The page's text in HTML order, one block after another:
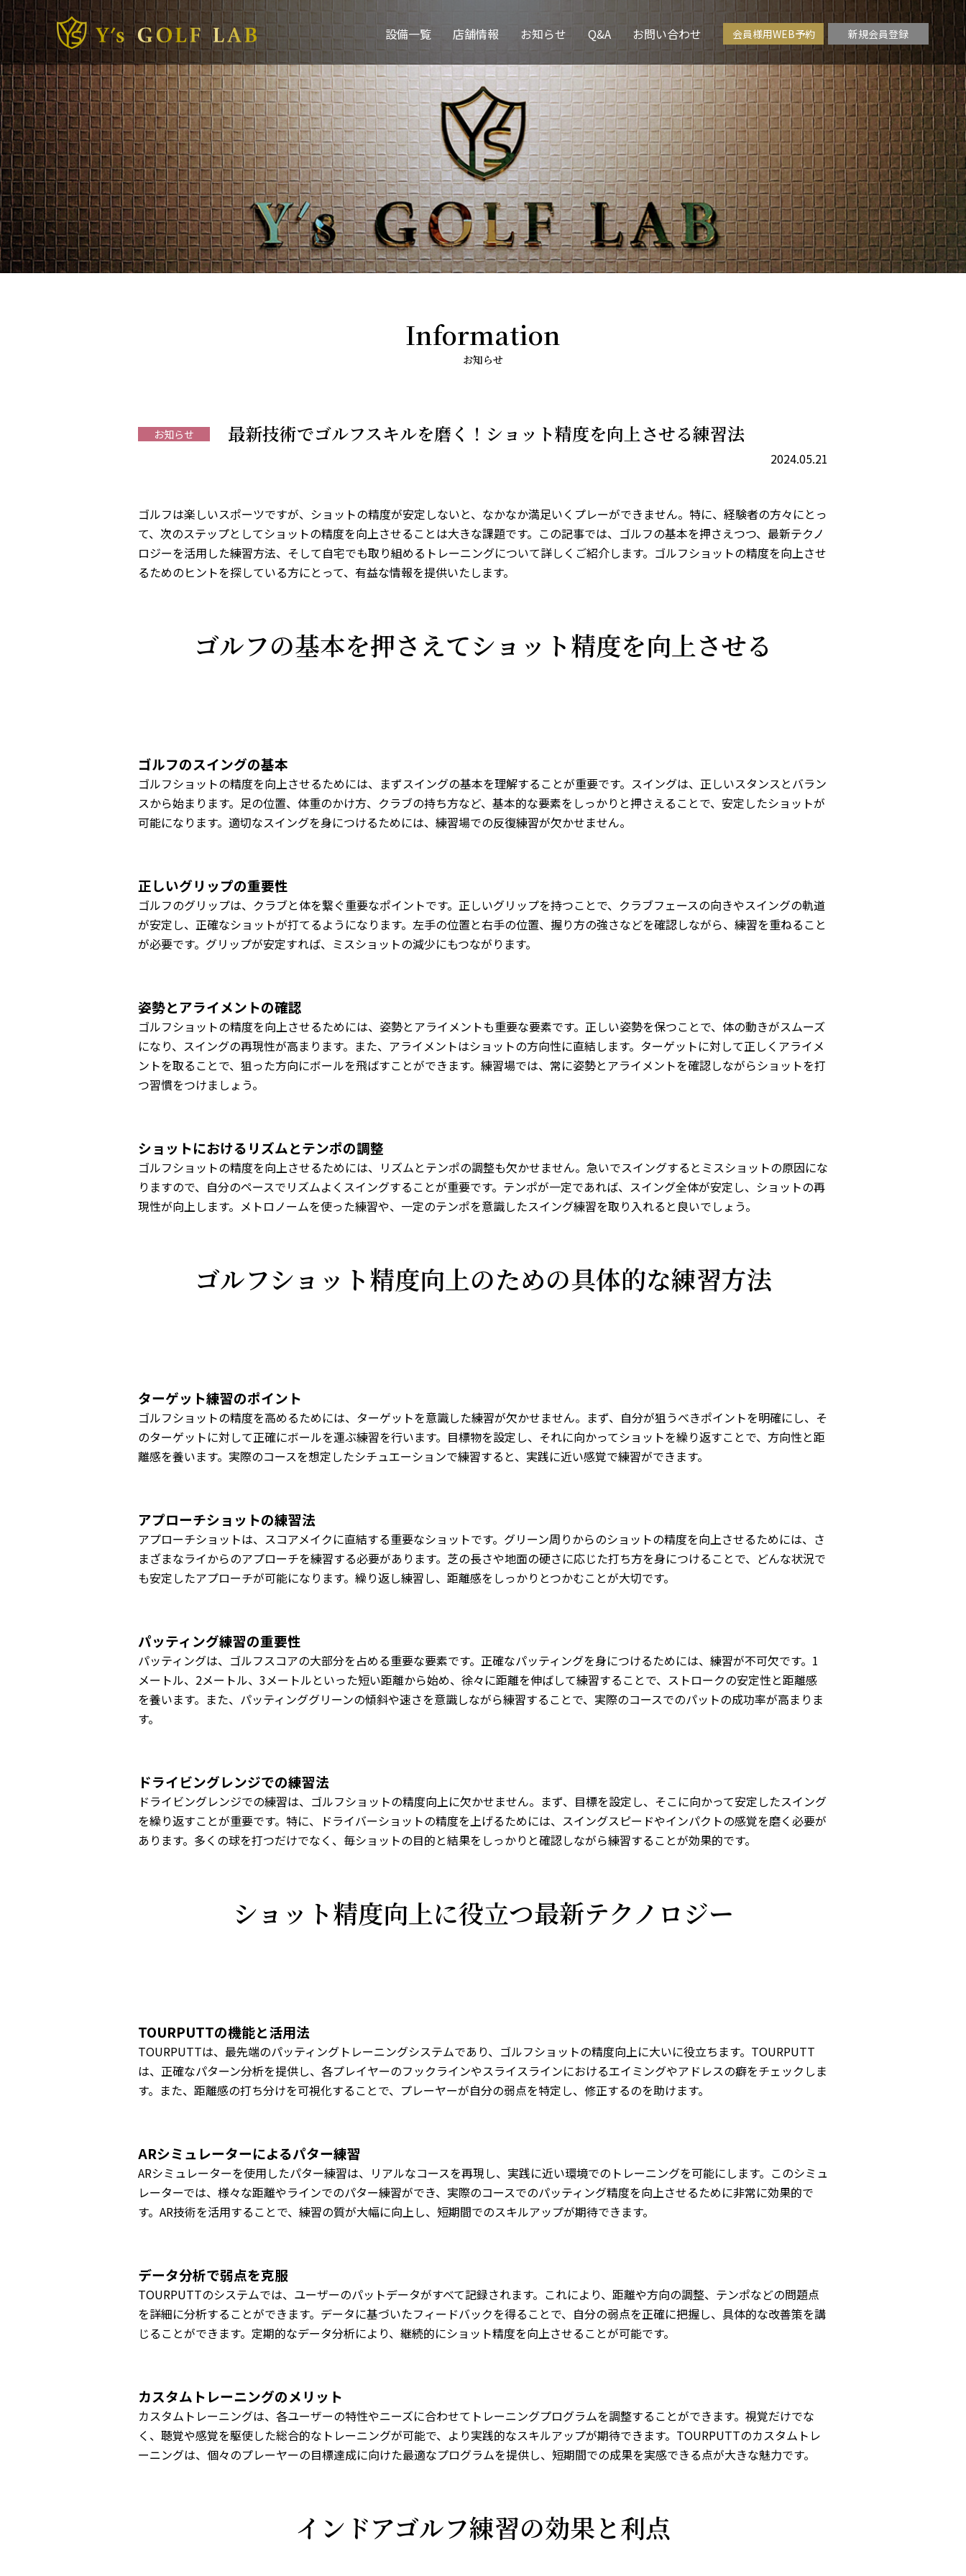
設備一覧 店舗情報 お知らせ Q&A お問い合わせ 会員様用WEB予約 新規会員登録
Information
お知らせ
お知らせ 最新技術でゴルフスキルを磨く！ショット精度を向上させる練習法
2024.05.21
ゴルフは楽しいスポーツですが、ショットの精度が安定しないと、なかなか満足いくプレーができません。特に、経験者の方々にとっ
て、次のステップとしてショットの精度を向上させることは大きな課題です。この記事では、ゴルフの基本を押さえつつ、最新テクノ
ロジーを活用した練習方法、そして自宅でも取り組めるトレーニングについて詳しくご紹介します。ゴルフショットの精度を向上させ
るためのヒントを探している方にとって、有益な情報を提供いたします。
ゴルフの基本を押さえてショット精度を向上させる
ゴルフのスイングの基本
ゴルフショットの精度を向上させるためには、まずスイングの基本を理解することが重要です。スイングは、正しいスタンスとバラン
スから始まります。足の位置、体重のかけ方、クラブの持ち方など、基本的な要素をしっかりと押さえることで、安定したショットが
可能になります。適切なスイングを身につけるためには、練習場での反復練習が欠かせません。
正しいグリップの重要性
ゴルフのグリップは、クラブと体を繋ぐ重要なポイントです。正しいグリップを持つことで、クラブフェースの向きやスイングの軌道
が安定し、正確なショットが打てるようになります。左手の位置と右手の位置、握り方の強さなどを確認しながら、練習を重ねること
が必要です。グリップが安定すれば、ミスショットの減少にもつながります。
姿勢とアライメントの確認
ゴルフショットの精度を向上させるためには、姿勢とアライメントも重要な要素です。正しい姿勢を保つことで、体の動きがスムーズ
になり、スイングの再現性が高まります。また、アライメントはショットの方向性に直結します。ターゲットに対して正しくアライメ
ントを取ることで、狙った方向にボールを飛ばすことができます。練習場では、常に姿勢とアライメントを確認しながらショットを打
つ習慣をつけましょう。
ショットにおけるリズムとテンポの調整
ゴルフショットの精度を向上させるためには、リズムとテンポの調整も欠かせません。急いでスイングするとミスショットの原因にな
りますので、自分のペースでリズムよくスイングすることが重要です。テンポが一定であれば、スイング全体が安定し、ショットの再
現性が向上します。メトロノームを使った練習や、一定のテンポを意識したスイング練習を取り入れると良いでしょう。
ゴルフショット精度向上のための具体的な練習方法
ターゲット練習のポイント
ゴルフショットの精度を高めるためには、ターゲットを意識した練習が欠かせません。まず、自分が狙うべきポイントを明確にし、そ
のターゲットに対して正確にボールを運ぶ練習を行います。目標物を設定し、それに向かってショットを繰り返すことで、方向性と距
離感を養います。実際のコースを想定したシチュエーションで練習すると、実践に近い感覚で練習ができます。
アプローチショットの練習法
アプローチショットは、スコアメイクに直結する重要なショットです。グリーン周りからのショットの精度を向上させるためには、さ
まざまなライからのアプローチを練習する必要があります。芝の長さや地面の硬さに応じた打ち方を身につけることで、どんな状況で
も安定したアプローチが可能になります。繰り返し練習し、距離感をしっかりとつかむことが大切です。
パッティング練習の重要性
パッティングは、ゴルフスコアの大部分を占める重要な要素です。正確なパッティングを身につけるためには、練習が不可欠です。1
メートル、2メートル、3メートルといった短い距離から始め、徐々に距離を伸ばして練習することで、ストロークの安定性と距離感
を養います。また、パッティンググリーンの傾斜や速さを意識しながら練習することで、実際のコースでのパットの成功率が高まりま
す。
ドライビングレンジでの練習法
ドライビングレンジでの練習は、ゴルフショットの精度向上に欠かせません。まず、目標を設定し、そこに向かって安定したスイング
を繰り返すことが重要です。特に、ドライバーショットの精度を上げるためには、スイングスピードやインパクトの感覚を磨く必要が
あります。多くの球を打つだけでなく、毎ショットの目的と結果をしっかりと確認しながら練習することが効果的です。
ショット精度向上に役立つ最新テクノロジー
TOURPUTTの機能と活用法
TOURPUTTは、最先端のパッティングトレーニングシステムであり、ゴルフショットの精度向上に大いに役立ちます。TOURPUTT
は、正確なパターン分析を提供し、各プレイヤーのフックラインやスライスラインにおけるエイミングやアドレスの癖をチェックしま
す。また、距離感の打ち分けを可視化することで、プレーヤーが自分の弱点を特定し、修正するのを助けます。
ARシミュレーターによるパター練習
ARシミュレーターを使用したパター練習は、リアルなコースを再現し、実践に近い環境でのトレーニングを可能にします。このシミュ
レーターでは、様々な距離やラインでのパター練習ができ、実際のコースでのパッティング精度を向上させるために非常に効果的で
す。AR技術を活用することで、練習の質が大幅に向上し、短期間でのスキルアップが期待できます。
データ分析で弱点を克服
TOURPUTTのシステムでは、ユーザーのパットデータがすべて記録されます。これにより、距離や方向の調整、テンポなどの問題点
を詳細に分析することができます。データに基づいたフィードバックを得ることで、自分の弱点を正確に把握し、具体的な改善策を講
じることができます。定期的なデータ分析により、継続的にショット精度を向上させることが可能です。
カスタムトレーニングのメリット
カスタムトレーニングは、各ユーザーの特性やニーズに合わせてトレーニングプログラムを調整することができます。視覚だけでな
く、聴覚や感覚を駆使した総合的なトレーニングが可能で、より実践的なスキルアップが期待できます。TOURPUTTのカスタムトレ
ーニングは、個々のプレーヤーの目標達成に向けた最適なプログラムを提供し、短期間での成果を実感できる点が大きな魅力です。
インドアゴルフ練習の効果と利点